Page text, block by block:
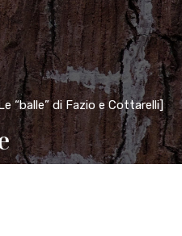
“balle” di Fazio e Cottarelli]